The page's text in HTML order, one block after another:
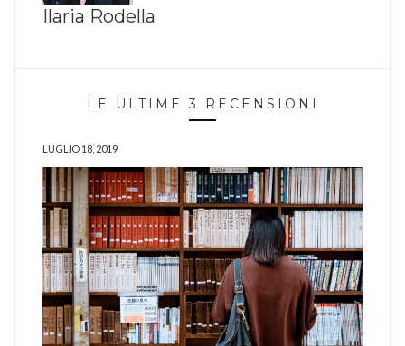
Ilaria Rodella
LE ULTIME 3 RECENSIONI
LUGLIO 18, 2019